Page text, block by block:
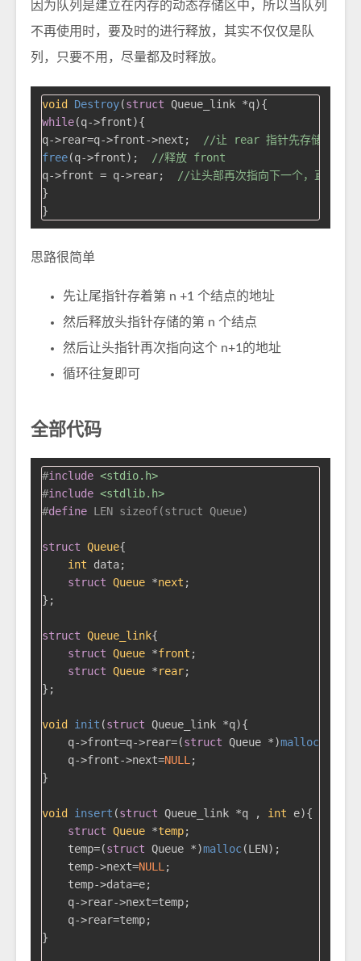
因为队列是建立在内存的动态存储区中，所以当队列
不再使用时，要及时的进行释放，其实不仅仅是队
列，只要不用，尽量都及时释放。
void Destroy(struct Queue_link *q)
while(q->front){
q->rear=q->front->next;
//让 rear 指针先存储头部的
free(q->front);
//释放 front
q->front = q->rear;
//让头部再次指向下一个，直到遇
}
思路很简单
先让尾指针存着第 n +1 个结点的地址
然后释放头指针存储的第 n 个结点
然后让头指针再次指向这个 n+1的地址
循环往复即可
全部代码
#include <stdio.h>
#include <stdlib.h>
#define LEN sizeof(struct Queue)
struct Queue{
int data;
struct Queue *next ;
};
struct Queue_link{
struct Queue *front ;
struct Queue *rear;
};
void init (struct Queue_link *q){
    q->front=q->rear=(
struct Queue *)malloc
    q->front->next=
NULL ;
}
void insert (struct Queue_link *q , int e){
struct Queue *temp;
    temp=(
struct Queue *)malloc(LEN);
    temp->next=
NULL ;
    temp->data=e;
    q->rear->next=temp;
    q->rear=temp;
}